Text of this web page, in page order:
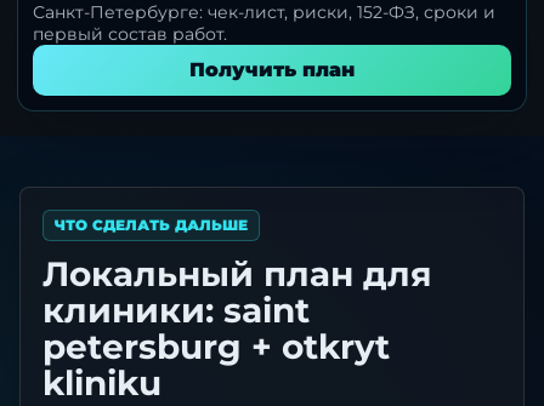
Санкт-Петербурге: чек-лист, риски, 152-ФЗ, сроки и
первый состав работ.
Получить план
ЧТО СДЕЛАТЬ ДАЛЬШЕ
Локальный план для
клиники: saint
petersburg + otkryt
kliniku